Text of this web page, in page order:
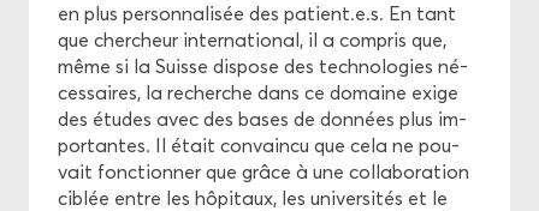
en plus per­son­na­li­sée des pa­tient.e.s. En tant
que cher­cheur in­ter­na­tio­nal, il a com­pris que,
même si la Suisse dis­pose des tech­no­lo­gies né­
ces­saires, la re­cherche dans ce do­maine exige
des études avec des bases de don­nées plus im­
por­tantes. Il était convain­cu que cela ne pou­
vait fonc­tion­ner que grâce à une col­la­bo­ra­tion
ci­blée entre les hô­pi­taux, les uni­ver­si­tés et le